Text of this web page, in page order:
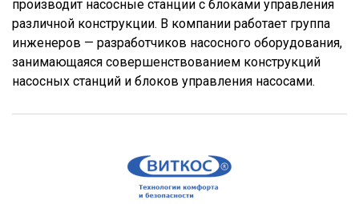
производит насосные станции с блоками управления
различной конструкции. В компании работает группа
инженеров — разработчиков насосного оборудования,
занимающаяся совершенствованием конструкций
насосных станций и блоков управления насосами.